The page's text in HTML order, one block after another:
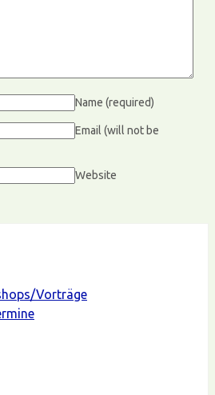
Name (required)
Email (will not be
Website
Vorträge